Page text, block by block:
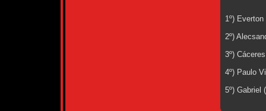
1º)
2º)
3º)
4º) Paulo
5º) Gabriel